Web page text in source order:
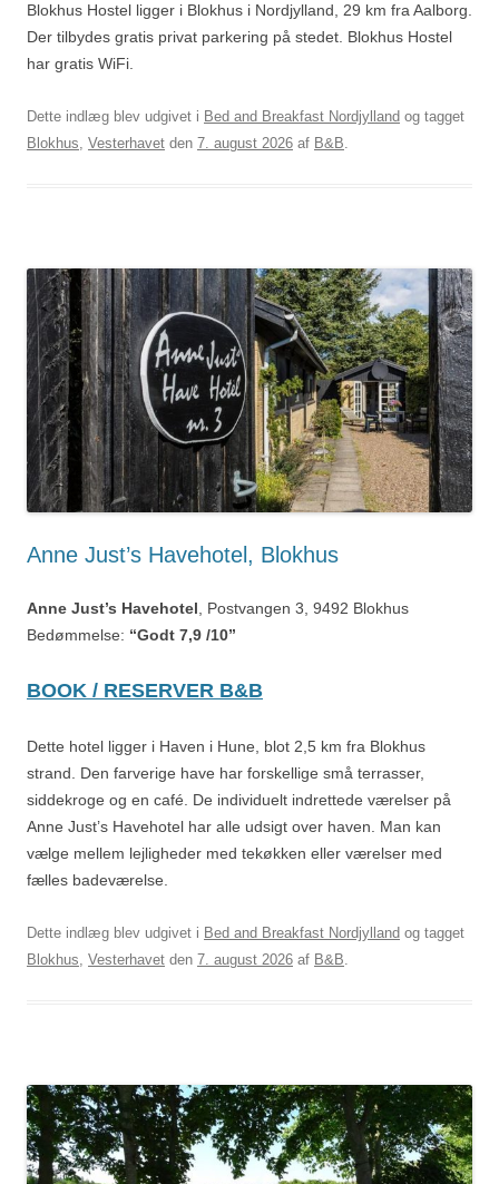
Blokhus Hostel ligger i Blokhus i Nordjylland, 29 km fra Aalborg.
Der tilbydes gratis privat parkering på stedet. Blokhus Hostel
har gratis WiFi.
Dette indlæg blev udgivet i Bed and Breakfast Nordjylland og tagget
Blokhus Vesterhavet den 7. august 2026 af B&B
Anne Just’s Havehotel, Blokhus
Anne Just’s Havehotel , Postvangen 3, 9492 Blokhus
Bedømmelse: “Godt 7,9 /10”
BOOK / RESERVER B&B
Dette hotel ligger i Haven i Hune, blot 2,5 km fra Blokhus
strand. Den farverige have har forskellige små terrasser,
siddekroge og en café. De individuelt indrettede værelser på
Anne Just’s Havehotel har alle udsigt over haven. Man kan
vælge mellem lejligheder med tekøkken eller værelser med
fælles badeværelse.
Dette indlæg blev udgivet i Bed and Breakfast Nordjylland og tagget
Blokhus, Vesterhavet den 7. august 2026 af B&B.